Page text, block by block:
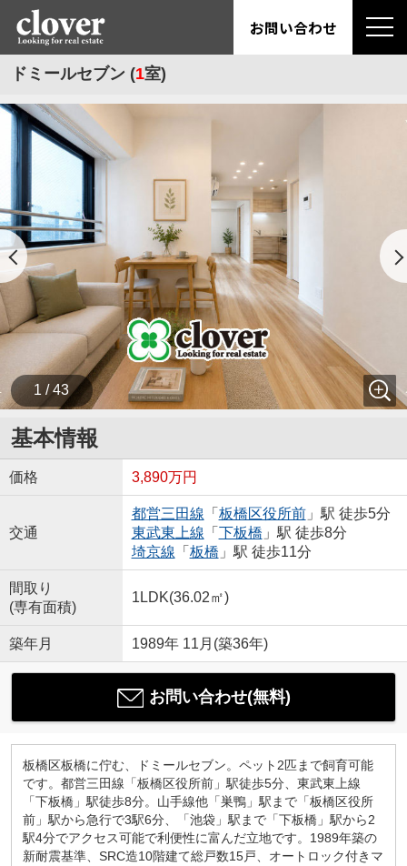
お問い合わせ
ドミールセブン (1室)
1 / 43
基本情報
価格 3,890万円
交通
都営三田線 「 板橋区役所前」駅 徒歩5分
東武東上線 「 下板橋 」駅 徒歩8分
埼京線 「 板橋 」駅 徒歩11分
間取り
(専有面積)
1LDK(36.02㎡)
築年月 1989年 11月(築36年)
お問い合わせ(無料)
板橋区板橋に佇む、ドミールセブン。ペット2匹まで飼育可能
です。都営三田線「板橋区役所前」駅徒歩5分、東武東上線
「下板橋」駅徒歩8分。山手線他「巣鴨」駅まで「板橋区役所
前」駅から急行で3駅6分、「池袋」駅まで「下板橋」駅から2
駅4分でアクセス可能で利便性に富んだ立地です。1989年築の
新耐震基準、SRC造10階建て総戸数15戸、オートロック付きマ